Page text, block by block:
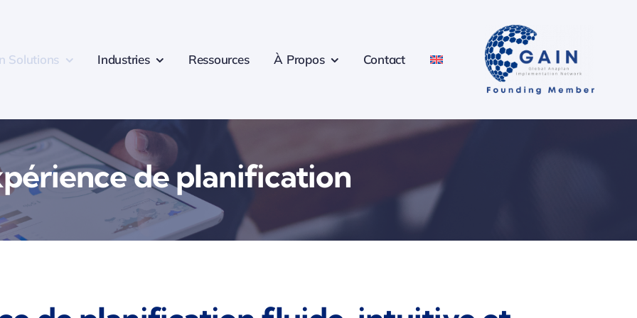
Solutions Industries Ressources À Propos Contact
de planification